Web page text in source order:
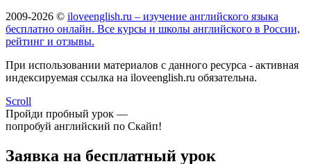
2009-2026 © iloveenglish.ru – изучение английского языка
бесплатно онлайн. Все курсы и школы английского в России,
рейтинг и отзывы.
При использовании материалов с данного ресурса - активная
индексируемая ссылка на iloveenglish.ru обязательна.
Scroll
Пройди пробный урок —
попробуй английский по Скайп!
Заявка на бесплатный урок